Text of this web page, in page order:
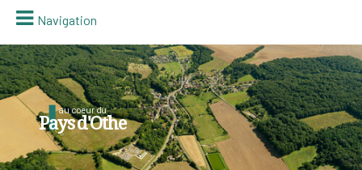
Navigation
au coeur du
Pays d'Othe